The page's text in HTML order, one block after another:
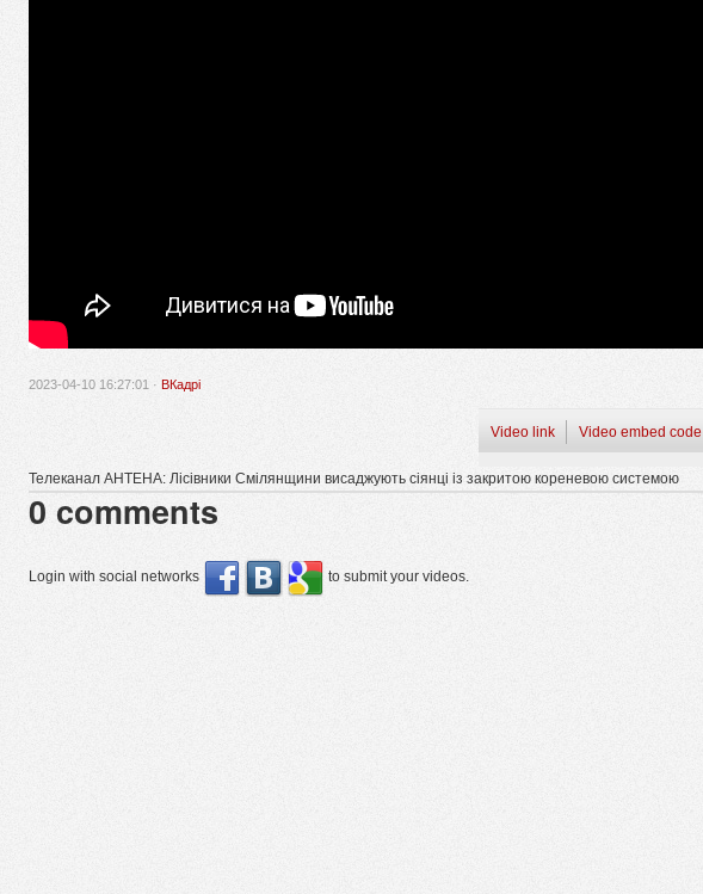
2023-04-10 16:27:01 · ВКадрі
Video link Video embed code
Телеканал АНТЕНА: Лісівники Смілянщини висаджують сіянці із закритою кореневою системою
0 comments
Login with social networks to submit your videos.